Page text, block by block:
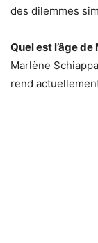
des dilemmes
Quel est l’âge
Marlène
rend